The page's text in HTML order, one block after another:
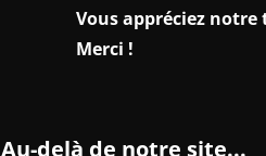
Vous appréciez
Merci !
Au-delà de notre site...